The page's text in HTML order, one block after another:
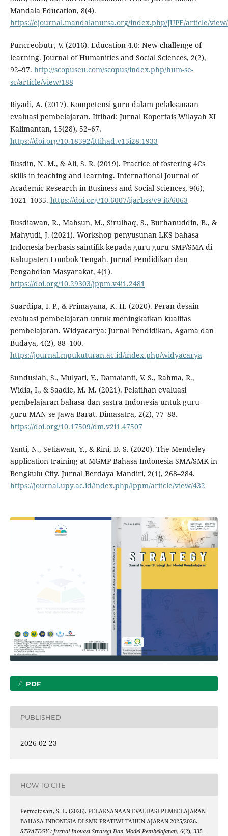
Mandala Education, 8(4).
https://ejournal.mandalanursa.org/index.php/JUPE/article/
Puncreobutr, V. (2016). Education 4.0: New challenge of
learning. Journal of Humanities and Social Sciences, 2(2),
92–97. http://scopuseu.com/scopus/index.php/hum-se-
sc/article/view/188
Riyadi, A. (2017). Kompetensi guru dalam pelaksanaan
evaluasi pembelajaran. Ittihad: Jurnal Kopertais Wilayah XI
Kalimantan, 15(28), 52–67.
https://doi.org/10.18592/ittihad.v15i28.1933
Rusdin, N. M., & Ali, S. R. (2019). Practice of fostering 4Cs
skills in teaching and learning. International Journal of
Academic Research in Business and Social Sciences, 9(6),
1021–1035. https://doi.org/10.6007/ijarbss/v9-i6/6063
Rusdiawan, R., Mahsun, M., Sirulhaq, S., Burhanuddin, B., &
Mahyudi, J. (2021). Workshop penyusunan LKS bahasa
Indonesia berbasis saintifik kepada guru-guru SMP/SMA di
Kabupaten Lombok Tengah. Jurnal Pendidikan dan
Pengabdian Masyarakat, 4(1).
https://doi.org/10.29303/jppm.v4i1.2481
Suardipa, I. P., & Primayana, K. H. (2020). Peran desain
evaluasi pembelajaran untuk meningkatkan kualitas
pembelajaran. Widyacarya: Jurnal Pendidikan, Agama dan
Budaya, 4(2), 88–100.
https://journal.mpukuturan.ac.id/index.php/widyacarya
Sundusiah, S., Mulyati, Y., Damaianti, V. S., Rahma, R.,
Widia, I., & Saadie, M. M. (2021). Pelatihan evaluasi
pembelajaran bahasa dan sastra Indonesia untuk guru-
guru MAN se-Jawa Barat. Dimasatra, 2(2), 77–88.
https://doi.org/10.17509/dm.v2i1.47507
Yanti, N., Setiawan, Y., & Rini, D. S. (2020). The Mendeley
application training at MGMP Bahasa Indonesia SMA/SMK in
Bengkulu City. Jurnal Berdaya Mandiri, 2(1), 268–284.
https://journal.upy.ac.id/index.php/lppm/article/view/432
PDF
PUBLISHED
2026-02-23
HOW TO CITE
Permatasari, S. E. (2026). PELAKSANAAN EVALUASI PEMBELAJARAN
BAHASA INDONESIA DI SMK PRATIWI TAHUN AJARAN 2025/2026.
STRATEGY : Jurnal Inovasi Strategi Dan Model Pembelajaran, 6(2), 335–